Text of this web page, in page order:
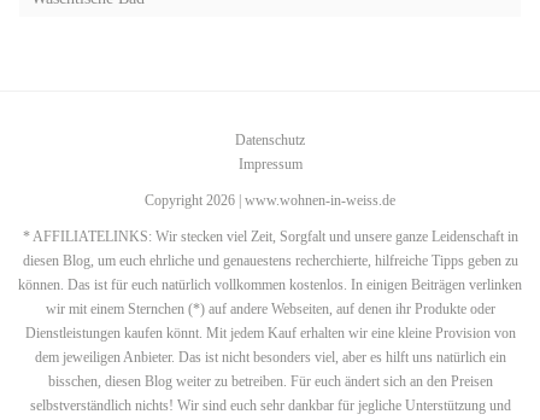
Datenschutz
Impressum
Copyright 2026 | www.wohnen-in-weiss.de
* AFFILIATELINKS: Wir stecken viel Zeit, Sorgfalt und unsere ganze Leidenschaft in
diesen Blog, um euch ehrliche und genauestens recherchierte, hilfreiche Tipps geben zu
können. Das ist für euch natürlich vollkommen kostenlos. In einigen Beiträgen verlinken
wir mit einem Sternchen (*) auf andere Webseiten, auf denen ihr Produkte oder
Dienstleistungen kaufen könnt. Mit jedem Kauf erhalten wir eine kleine Provision von
dem jeweiligen Anbieter. Das ist nicht besonders viel, aber es hilft uns natürlich ein
bisschen, diesen Blog weiter zu betreiben. Für euch ändert sich an den Preisen
selbstverständlich nichts! Wir sind euch sehr dankbar für jegliche Unterstützung und